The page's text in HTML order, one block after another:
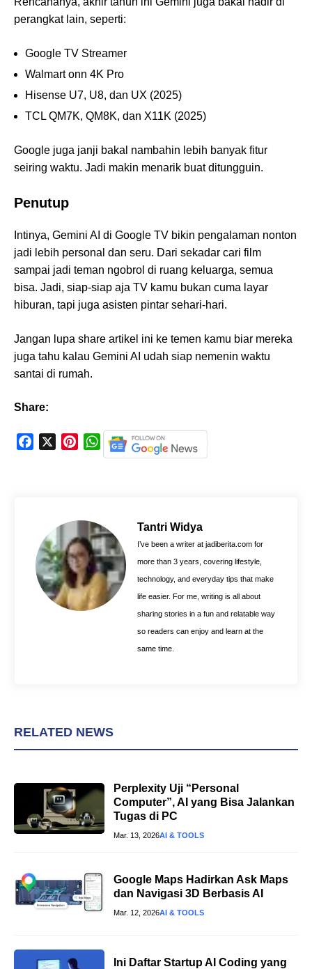
perangkat lain, seperti:
Google TV Streamer
Walmart onn 4K Pro
Hisense U7, U8, dan UX (2025)
TCL QM7K, QM8K, dan X11K (2025)
Google juga janji bakal nambahin lebih banyak fitur
seiring waktu. Jadi makin menarik buat ditungguin.
Penutup
Intinya, Gemini AI di Google TV bikin pengalaman nonton
jadi lebih personal dan seru. Dari sekadar cari film
sampai jadi teman ngobrol di ruang keluarga, semua
bisa. Jadi, siap-siap aja TV kamu bukan cuma layar
hiburan, tapi juga asisten pintar sehari-hari.
Jangan lupa share artikel ini ke temen kamu biar mereka
juga tahu kalau Gemini AI udah siap nemenin waktu
santai di rumah.
Share:
k
e
s
t
W
h
A
p
p
Tantri Widya
I’ve been a writer at jadiberita.com for
more than 3 years, covering lifestyle,
technology, and everyday tips that make
life easier. For me, writing is all about
sharing stories in a fun and relatable way
so readers can enjoy and learn at the
same time.
RELATED NEWS
Perplexity Uji “Personal
Computer”, AI yang Bisa Jalankan
Tugas di PC
Mar. 13, 2026AI & TOOLS
Google Maps Hadirkan Ask Maps
dan Navigasi 3D Berbasis AI
Mar. 12, 2026AI & TOOLS
Ini Daftar Startup AI Coding yang